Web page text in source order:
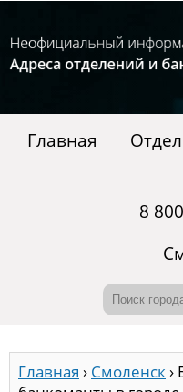
Главная
8
Главная › Смоленск ›